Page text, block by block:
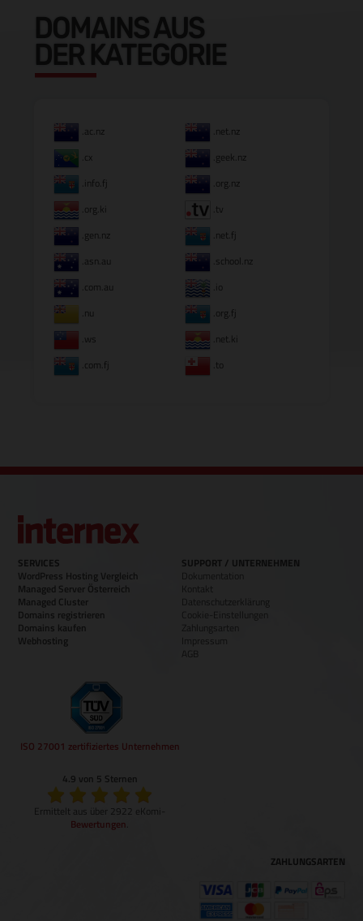
DOMAINS AUS
DER KATEGORIE
.ac.nz
.net.nz
.cx
.geek.nz
.info.fj
.org.nz
.org.ki
.tv
.gen.nz
.net.fj
.asn.au
.school.nz
.com.au
.io
.nu
.org.fj
.ws
.net.ki
.com.fj
.to
SERVICES
WordPress Hosting Vergleich
Managed Server Österreich
Managed Cluster
Domains registrieren
Domains kaufen
Webhosting
SUPPORT / UNTERNEHMEN
Dokumentation
Kontakt
Datenschutzerklärung
Cookie-Einstellungen
Zahlungsarten
Impressum
AGB
ISO 27001 zertifiziertes Unternehmen
4.9 von 5 Sternen
Ermittelt aus über 2922 eKomi-
Bewertungen
ZAHLUNGSARTEN